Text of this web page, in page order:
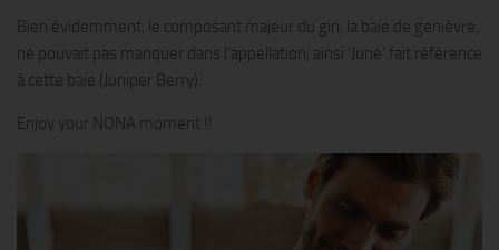
Bien évidemment, le composant majeur du gin, la baie de genièvre,
ne pouvait pas manquer dans l’appellation, ainsi ‘June’ fait référence
à cette baie (Juniper Berry).
Enjoy your NONA moment !!